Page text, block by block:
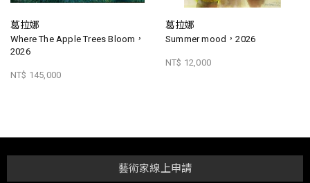
葛拉娜
Where The Apple Trees Bloom，
2026
NT$ 145,000
葛拉娜
Summer mood，2026
NT$ 12,000
藝術家線上申請